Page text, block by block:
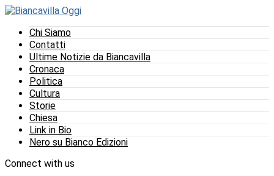
Chi Siamo
Contatti
Ultime Notizie da Biancavilla
Cronaca
Politica
Cultura
Storie
Chiesa
Link in Bio
Nero su Bianco Edizioni
Connect with us